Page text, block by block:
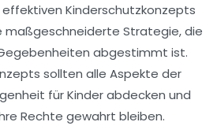
effektiven Kinderschutzkonzepts
maßgeschneiderte Strategie, die
abgestimmt ist.
sollten alle Aspekte der
für Kinder abdecken und
Rechte gewahrt bleiben.